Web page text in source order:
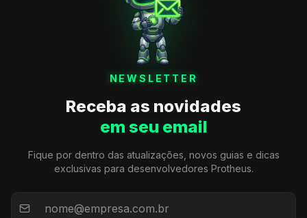
NEWSLETTER
Receba as novidades
em seu email
Fique por dentro das atualizações, novos guias e dicas
exclusivas para desenvolvedores Protheus.